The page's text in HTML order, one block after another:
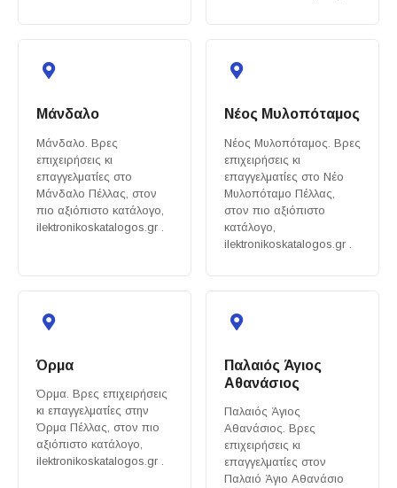
Μάνδαλο
Μάνδαλο. Βρες
επιχειρήσεις κι
επαγγελματίες στο
Μάνδαλο Πέλλας, στον
πιο αξιόπιστο κατάλογο,
ilektronikoskatalogos.gr .
Νέος Μυλοπόταμος
Νέος Μυλοπόταμος. Βρες
επιχειρήσεις κι
επαγγελματίες στο Νέο
Μυλοπόταμο Πέλλας,
στον πιο αξιόπιστο
κατάλογο,
ilektronikoskatalogos.gr .
Όρμα
Όρμα. Βρες επιχειρήσεις
κι επαγγελματίες στην
Όρμα Πέλλας, στον πιο
αξιόπιστο κατάλογο,
ilektronikoskatalogos.gr .
Παλαιός Άγιος
Αθανάσιος
Παλαιός Άγιος
Αθανάσιος. Βρες
επιχειρήσεις κι
επαγγελματίες στον
Παλαιό Άγιο Αθανάσιο